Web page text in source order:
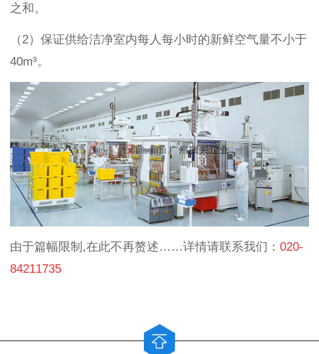
之和。
（2）保证供给洁净室内每人每小时的新鲜空气量不小于
40m³。
由于篇幅限制,在此不再赘述……详情请联系我们： 020-
84211735